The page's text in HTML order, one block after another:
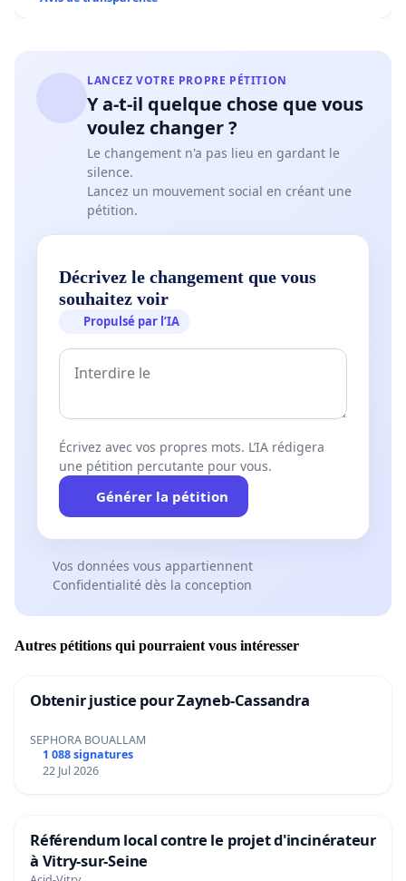
LANCEZ VOTRE PROPRE PÉTITION
Y a-t-il quelque chose que vous
voulez changer ?
Le changement n'a pas lieu en gardant le
silence.
Lancez un mouvement social en créant une
pétition.
Décrivez le changement que vous
souhaitez voir
Propulsé par l’IA
Écrivez avec vos propres mots. L’IA rédigera
une pétition percutante pour vous.
Générer la pétition
Vos données vous appartiennent
Confidentialité dès la conception
Autres pétitions qui pourraient vous intéresser
Obtenir justice pour Zayneb-Cassandra
SEPHORA BOUALLAM
1 088 signatures
22 Jul 2026
Référendum local contre le projet d'incinérateur
à Vitry-sur-Seine